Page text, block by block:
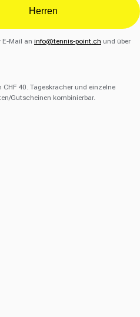
Herren
Mail an info@tennis-point.ch und über
40. Tageskracher und einzelne
Gutscheinen kombinierbar.